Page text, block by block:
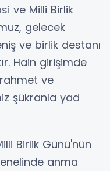
ve Milli Birlik
gelecek
ve birlik destanı
Hain girişimde
ve
şükranla yad
Birlik Günü'nün
anma